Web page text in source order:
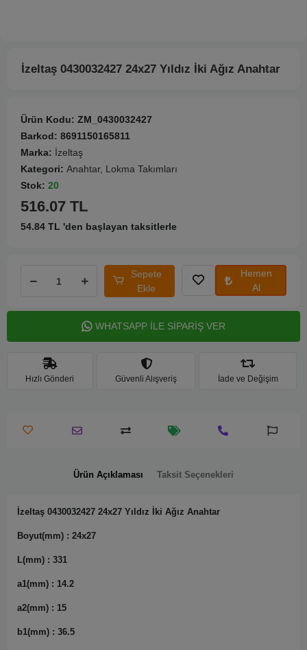
İzeltaş 0430032427 24x27 Yıldız İki Ağız Anahtar
Ürün Kodu: ZM_0430032427
Barkod: 8691150165811
Marka: İzeltaş
Kategori: Anahtar, Lokma Takımları
Stok: 20
516.07 TL
54.84 TL 'den başlayan taksitlerle
Sepete
Ekle
Hemen
Al
WHATSAPP İLE SİPARİŞ VER
Hızlı Gönderi Güvenli Alışveriş İade ve Değişim
Ürün Açıklaması Taksit Seçenekleri
İzeltaş 0430032427 24x27 Yıldız İki Ağız Anahtar
Boyut(mm) : 24x27
L(mm) : 331
a1(mm) : 14.2
a2(mm) : 15
b1(mm) : 36.5